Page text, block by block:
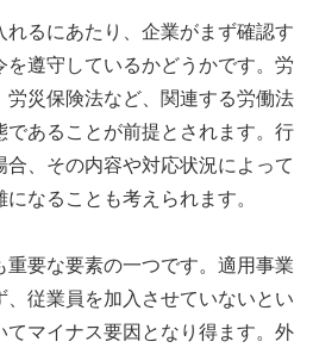
るにあたり、企業がまず確認す
遵守しているかどうかです。労
労災保険法など、関連する労働法
であることが前提とされます。行
、その内容や対応状況によって
なることも考えられます。
重要な要素の一つです。適用事業
、従業員を加入させていないとい
てマイナス要因となり得ます。外